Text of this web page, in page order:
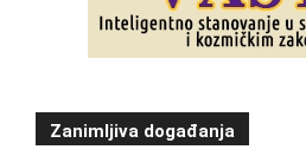
Zanimljiva događanja